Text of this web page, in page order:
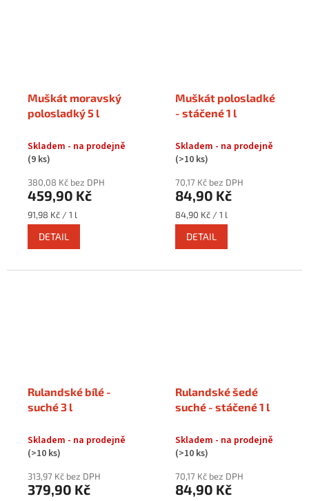
Muškát moravský
polosladký 5 l
Skladem - na prodejně
(9 ks)
380,08 Kč bez DPH
459,90 Kč
Měrná
cena:
91,98 Kč / 1 l
DETAIL
Muškát polosladké
- stáčené 1 l
Skladem - na prodejně
(>10 ks)
70,17 Kč bez DPH
84,90 Kč
Měrná
cena:
84,90 Kč / 1 l
DETAIL
Rulandské bílé -
suché 3 l
Skladem - na prodejně
(>10 ks)
313,97 Kč bez DPH
379,90 Kč
Rulandské šedé
suché - stáčené 1 l
Skladem - na prodejně
(>10 ks)
70,17 Kč bez DPH
84,90 Kč